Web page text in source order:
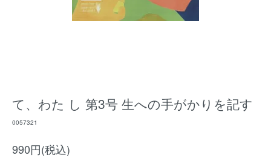
て、わた し 第3号 生への手がかりを記す
0057321
990円(税込)